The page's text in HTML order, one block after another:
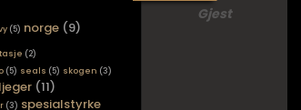
Gjest
(5) norge (9)
(2)
(5) seals (5) skogen (3)
(11)
(3) spesialstyrke